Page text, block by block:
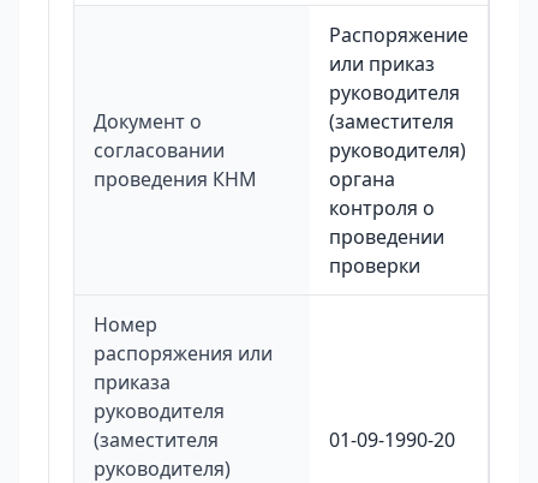
Документ о
согласовании
проведения КНМ
Распоряжение
или приказ
руководителя
(заместителя
руководителя)
органа
контроля о
проведении
проверки
Номер
распоряжения или
приказа
руководителя
(заместителя
руководителя)
01-09-1990-20